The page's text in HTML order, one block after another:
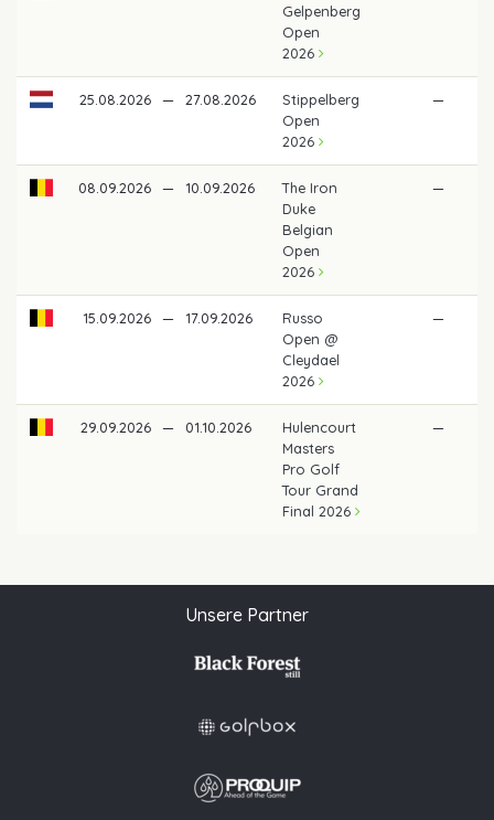
Gelpenberg
Open
2026
25.08.2026 — 27.08.2026
Stippelberg
Open
2026
—
08.09.2026 — 10.09.2026
The Iron
Duke
Belgian
Open
2026
—
15.09.2026 — 17.09.2026
Russo
Open @
Cleydael
2026
—
29.09.2026 — 01.10.2026
Hulencourt
Masters
Pro Golf
Tour Grand
Final 2026
—
Unsere Partner